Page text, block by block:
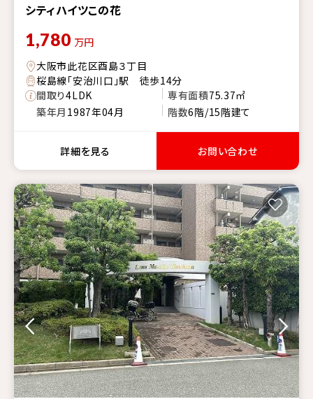
シティハイツこの花
1,780 万円
大阪市此花区酉島３丁目
桜島線「安治川口」駅 徒歩14分
間取り4LDK 専有面積75.37㎡
築年月 1987年04月 階数6階/15階建て
詳細を見る お問い合わせ